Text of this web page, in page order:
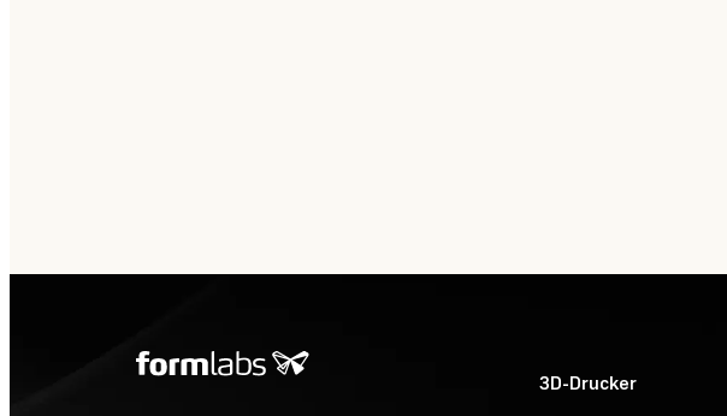
3D-Drucker